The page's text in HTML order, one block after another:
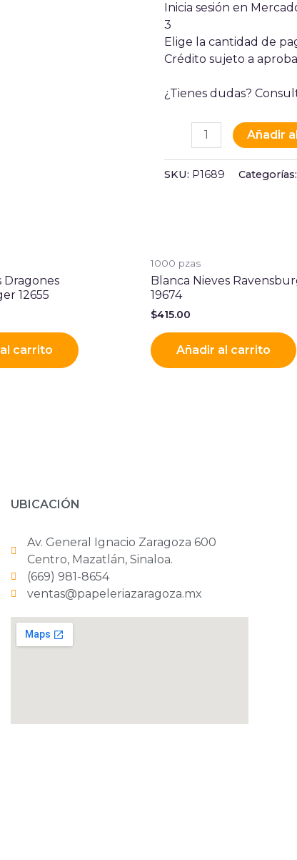
Inicia sesión en
3
Elige la cantidad de
Crédito sujeto a
¿Tienes dudas?
Añadir
SKU: P1689 Categorías:
Dragones
12655
carrito
1000 pzas
Blanca Nieves
19674
$415.00
Añadir al carrito
UBICACIÓN
Av. General Ignacio Zaragoza 600
Centro, Mazatlán, Sinaloa.
(669) 981-8654
ventas@papeleriazaragoza.mx